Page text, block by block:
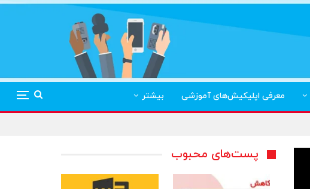
معرفی اپلیکیش‌های آموزشی بیشتر
پست‌های محبوب